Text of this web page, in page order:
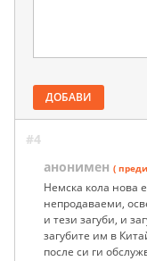
ДОБАВИ
#4
анонимен (
Немска кола нова
непродаваеми,
и тези загуби, и
загубите им в
после си ги